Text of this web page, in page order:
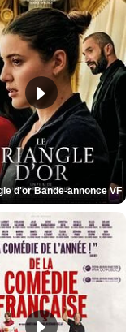
d'or Bande-annonce VF